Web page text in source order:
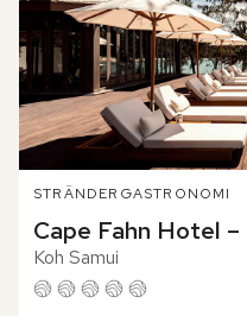
STRÄNDER GASTRONOMI
Cape Fahn Hotel
Koh Samui